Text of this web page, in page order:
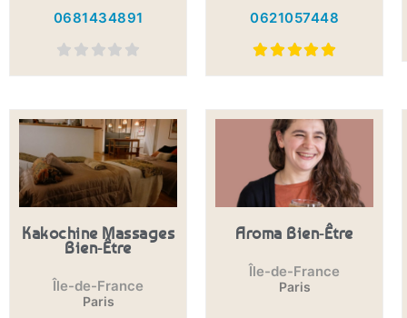
0681434891 0621057448
Kakochine Massages
Bien-Être
Île-de-France
Paris
Aroma Bien-Être
Île-de-France
Paris